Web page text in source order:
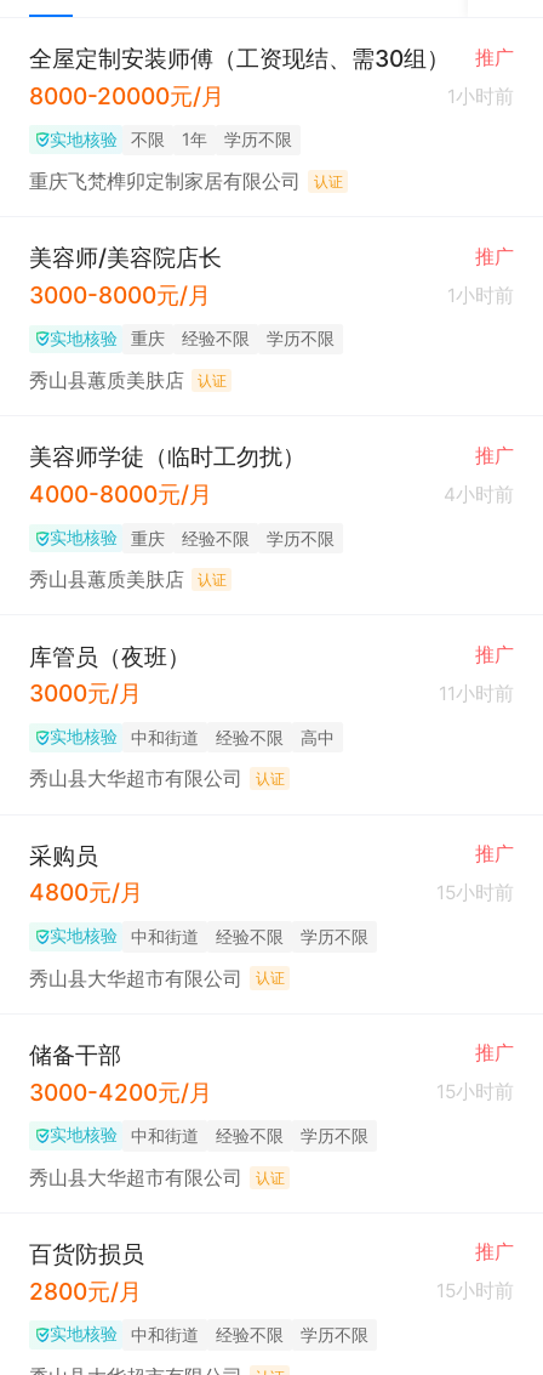
全屋定制安装师傅（工资现结、需30组） 推广
8000-20000元/月 1小时前
实地核验 不限 1年 学历不限
重庆飞梵榫卯定制家居有限公司 认证
美容师/美容院店长 推广
3000-8000元/月 1小时前
实地核验 重庆 经验不限 学历不限
秀山县蕙质美肤店 认证
美容师学徒（临时工勿扰） 推广
4000-8000元/月 4小时前
实地核验 重庆 经验不限 学历不限
秀山县蕙质美肤店 认证
库管员（夜班） 推广
3000元/月 11小时前
实地核验 中和街道 经验不限 高中
秀山县大华超市有限公司 认证
采购员 推广
4800元/月 15小时前
实地核验 中和街道 经验不限 学历不限
秀山县大华超市有限公司 认证
储备干部 推广
3000-4200元/月 15小时前
实地核验 中和街道 经验不限 学历不限
秀山县大华超市有限公司 认证
百货防损员 推广
2800元/月 15小时前
实地核验 中和街道 经验不限 学历不限